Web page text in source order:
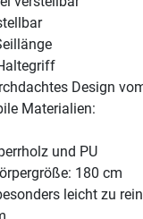
Design
Materialien:
und PU
180 cm
leicht zu